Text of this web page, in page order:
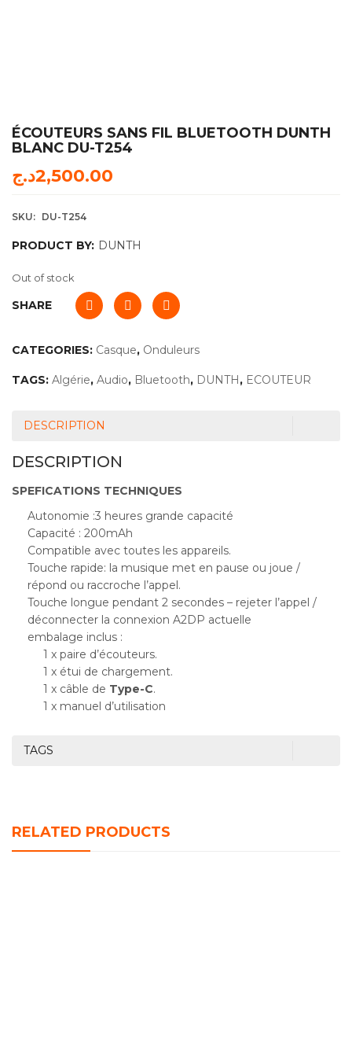
ÉCOUTEURS SANS FIL BLUETOOTH DUNTH
BLANC DU-T254
2,500.00د.ج
SKU: DU-T254
PRODUCT BY: DUNTH
Out of stock
SHARE
CATEGORIES: Casque, Onduleurs
TAGS: Algérie, Audio, Bluetooth, DUNTH, ECOUTEUR
DESCRIPTION
DESCRIPTION
SPEFICATIONS TECHNIQUES
Autonomie :3 heures grande capacité
Capacité : 200mAh
Compatible avec toutes les appareils.
Touche rapide: la musique met en pause ou joue /
répond ou raccroche l’appel.
Touche longue pendant 2 secondes – rejeter l’appel /
déconnecter la connexion A2DP actuelle
embalage inclus :
1 x paire d’écouteurs.
1 x étui de chargement.
1 x câble de Type-C.
1 x manuel d’utilisation
TAGS
RELATED PRODUCTS